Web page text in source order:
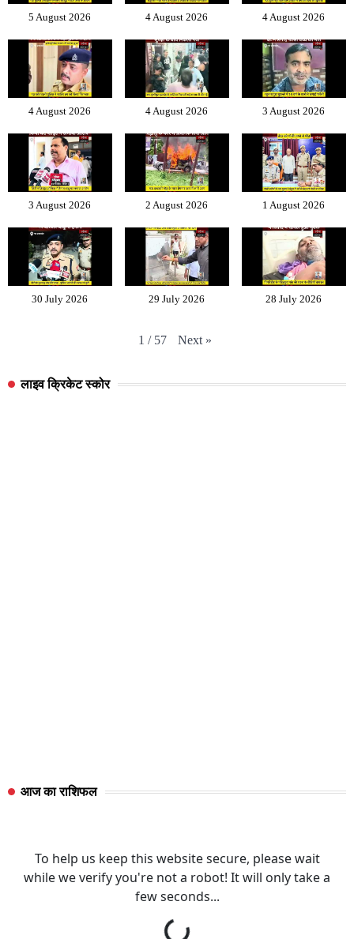
5 August 2026 4 August 2026 4 August 2026
4 August 2026 4 August 2026 3 August 2026
3 August 2026 2 August 2026 1 August 2026
30 July 2026 29 July 2026 28 July 2026
1 / 57 Next »
लाइव क्रिकेट स्कोर
आज का राशिफल